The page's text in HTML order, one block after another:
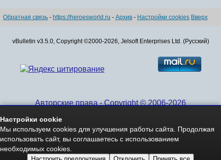
Обратная связь - https://heroesworld.ru - Архив - Настройки cookies Вверх
vBulletin v3.5.0, Copyright ©2000-2026, Jelsoft Enterprises Ltd. (Русский)
Авторские права - Copyright © 2006-2026
Настройки cookie
Мы используем cookies для улучшения работы сайта. Продолжая
использовать сайт, вы соглашаетесь с использованием
необходимых cookies.